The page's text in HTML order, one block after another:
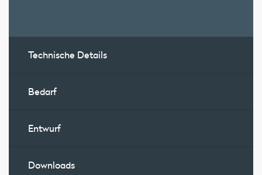
Technische Details
Bedarf
Entwurf
Downloads